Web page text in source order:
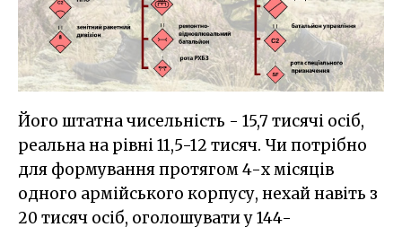
Його штатна чисельність - 15,7 тисячі осіб,
реальна на рівні 11,5-12 тисяч. Чи потрібно
для формування протягом 4-х місяців
одного армійського корпусу, нехай навіть з
20 тисяч осіб, оголошувати у 144-